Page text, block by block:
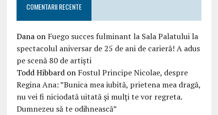
COMENTARII RECENTE
Danaon Fuego succes fulminant la Sala Palatului la
spectacolul aniversar de 25 de ani de carieră! A adus
pe scenă 80 de artiști
Todd Hibbardon Fostul Principe Nicolae, despre
Regina Ana: ”Bunica mea iubită, prietena mea dragă,
nu vei fi niciodată uitată şi mulţi te vor regreta.
Dumnezeu să te odihnească”